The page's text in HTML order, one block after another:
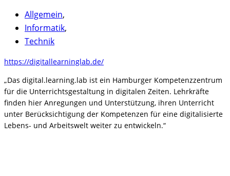
Allgemein,
Informatik,
Technik
https://digitallearninglab.de/
„Das digital.learning.lab ist ein Hamburger Kompetenzzentrum
für die Unterrichtsgestaltung in digitalen Zeiten. Lehrkräfte
finden hier Anregungen und Unterstützung, ihren Unterricht
unter Berücksichtigung der Kompetenzen für eine digitalisierte
Lebens- und Arbeitswelt weiter zu entwickeln.“